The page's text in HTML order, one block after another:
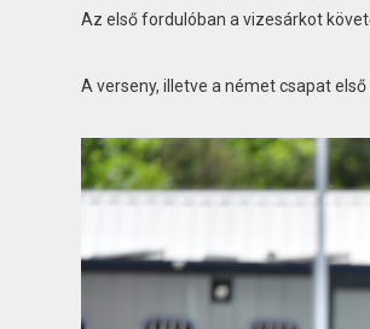
Az első fordulóban a vizesárkot
A verseny, illetve a német csapat első